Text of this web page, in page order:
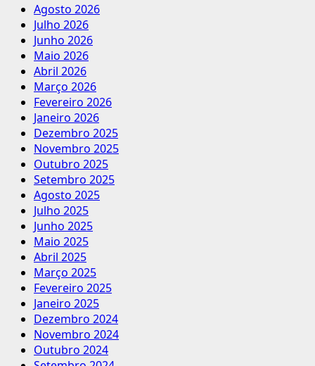
Agosto 2026
Julho 2026
Junho 2026
Maio 2026
Abril 2026
Março 2026
Fevereiro 2026
Janeiro 2026
Dezembro 2025
Novembro 2025
Outubro 2025
Setembro 2025
Agosto 2025
Julho 2025
Junho 2025
Maio 2025
Abril 2025
Março 2025
Fevereiro 2025
Janeiro 2025
Dezembro 2024
Novembro 2024
Outubro 2024